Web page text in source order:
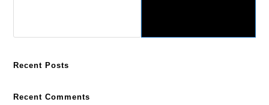
Recent Posts
Recent Comments